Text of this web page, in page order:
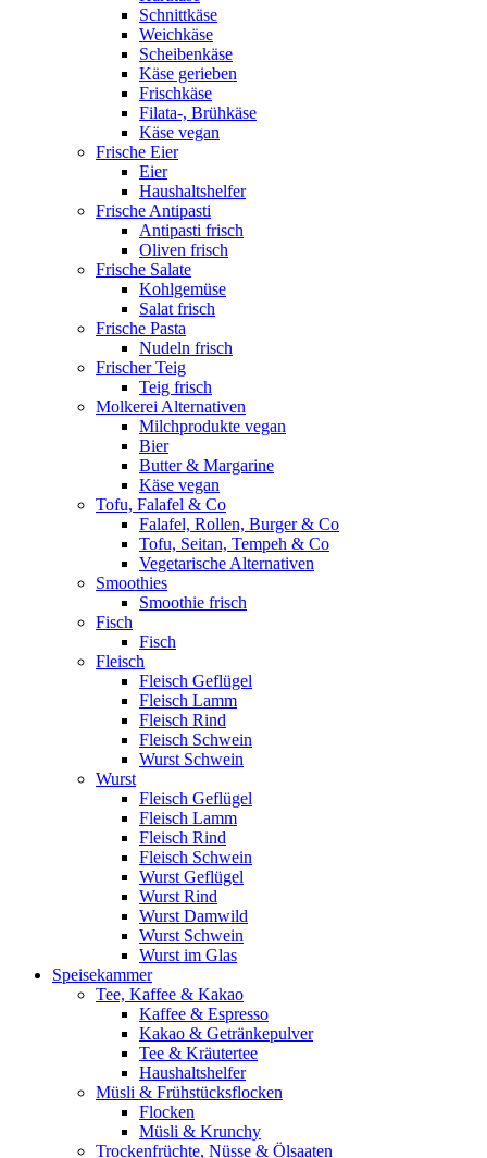
Schnittkäse
Weichkäse
Scheibenkäse
Käse gerieben
Frischkäse
Filata-, Brühkäse
Käse vegan
Frische Eier
Eier
Haushaltshelfer
Frische Antipasti
Antipasti frisch
Oliven frisch
Frische Salate
Kohlgemüse
Salat frisch
Frische Pasta
Nudeln frisch
Frischer Teig
Teig frisch
Molkerei Alternativen
Milchprodukte vegan
Bier
Butter & Margarine
Käse vegan
Tofu, Falafel & Co
Falafel, Rollen, Burger & Co
Tofu, Seitan, Tempeh & Co
Vegetarische Alternativen
Smoothies
Smoothie frisch
Fisch
Fisch
Fleisch
Fleisch Geflügel
Fleisch Lamm
Fleisch Rind
Fleisch Schwein
Wurst Schwein
Wurst
Fleisch Geflügel
Fleisch Lamm
Fleisch Rind
Fleisch Schwein
Wurst Geflügel
Wurst Rind
Wurst Damwild
Wurst Schwein
Wurst im Glas
Speisekammer
Tee, Kaffee & Kakao
Kaffee & Espresso
Kakao & Getränkepulver
Tee & Kräutertee
Haushaltshelfer
Müsli & Frühstücksflocken
Flocken
Müsli & Krunchy
Trockenfrüchte, Nüsse & Ölsaaten